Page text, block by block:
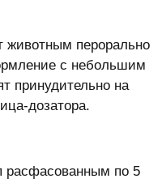
животным перорально
с небольшим
принудительно на
дозатора.
расфасованным по 5